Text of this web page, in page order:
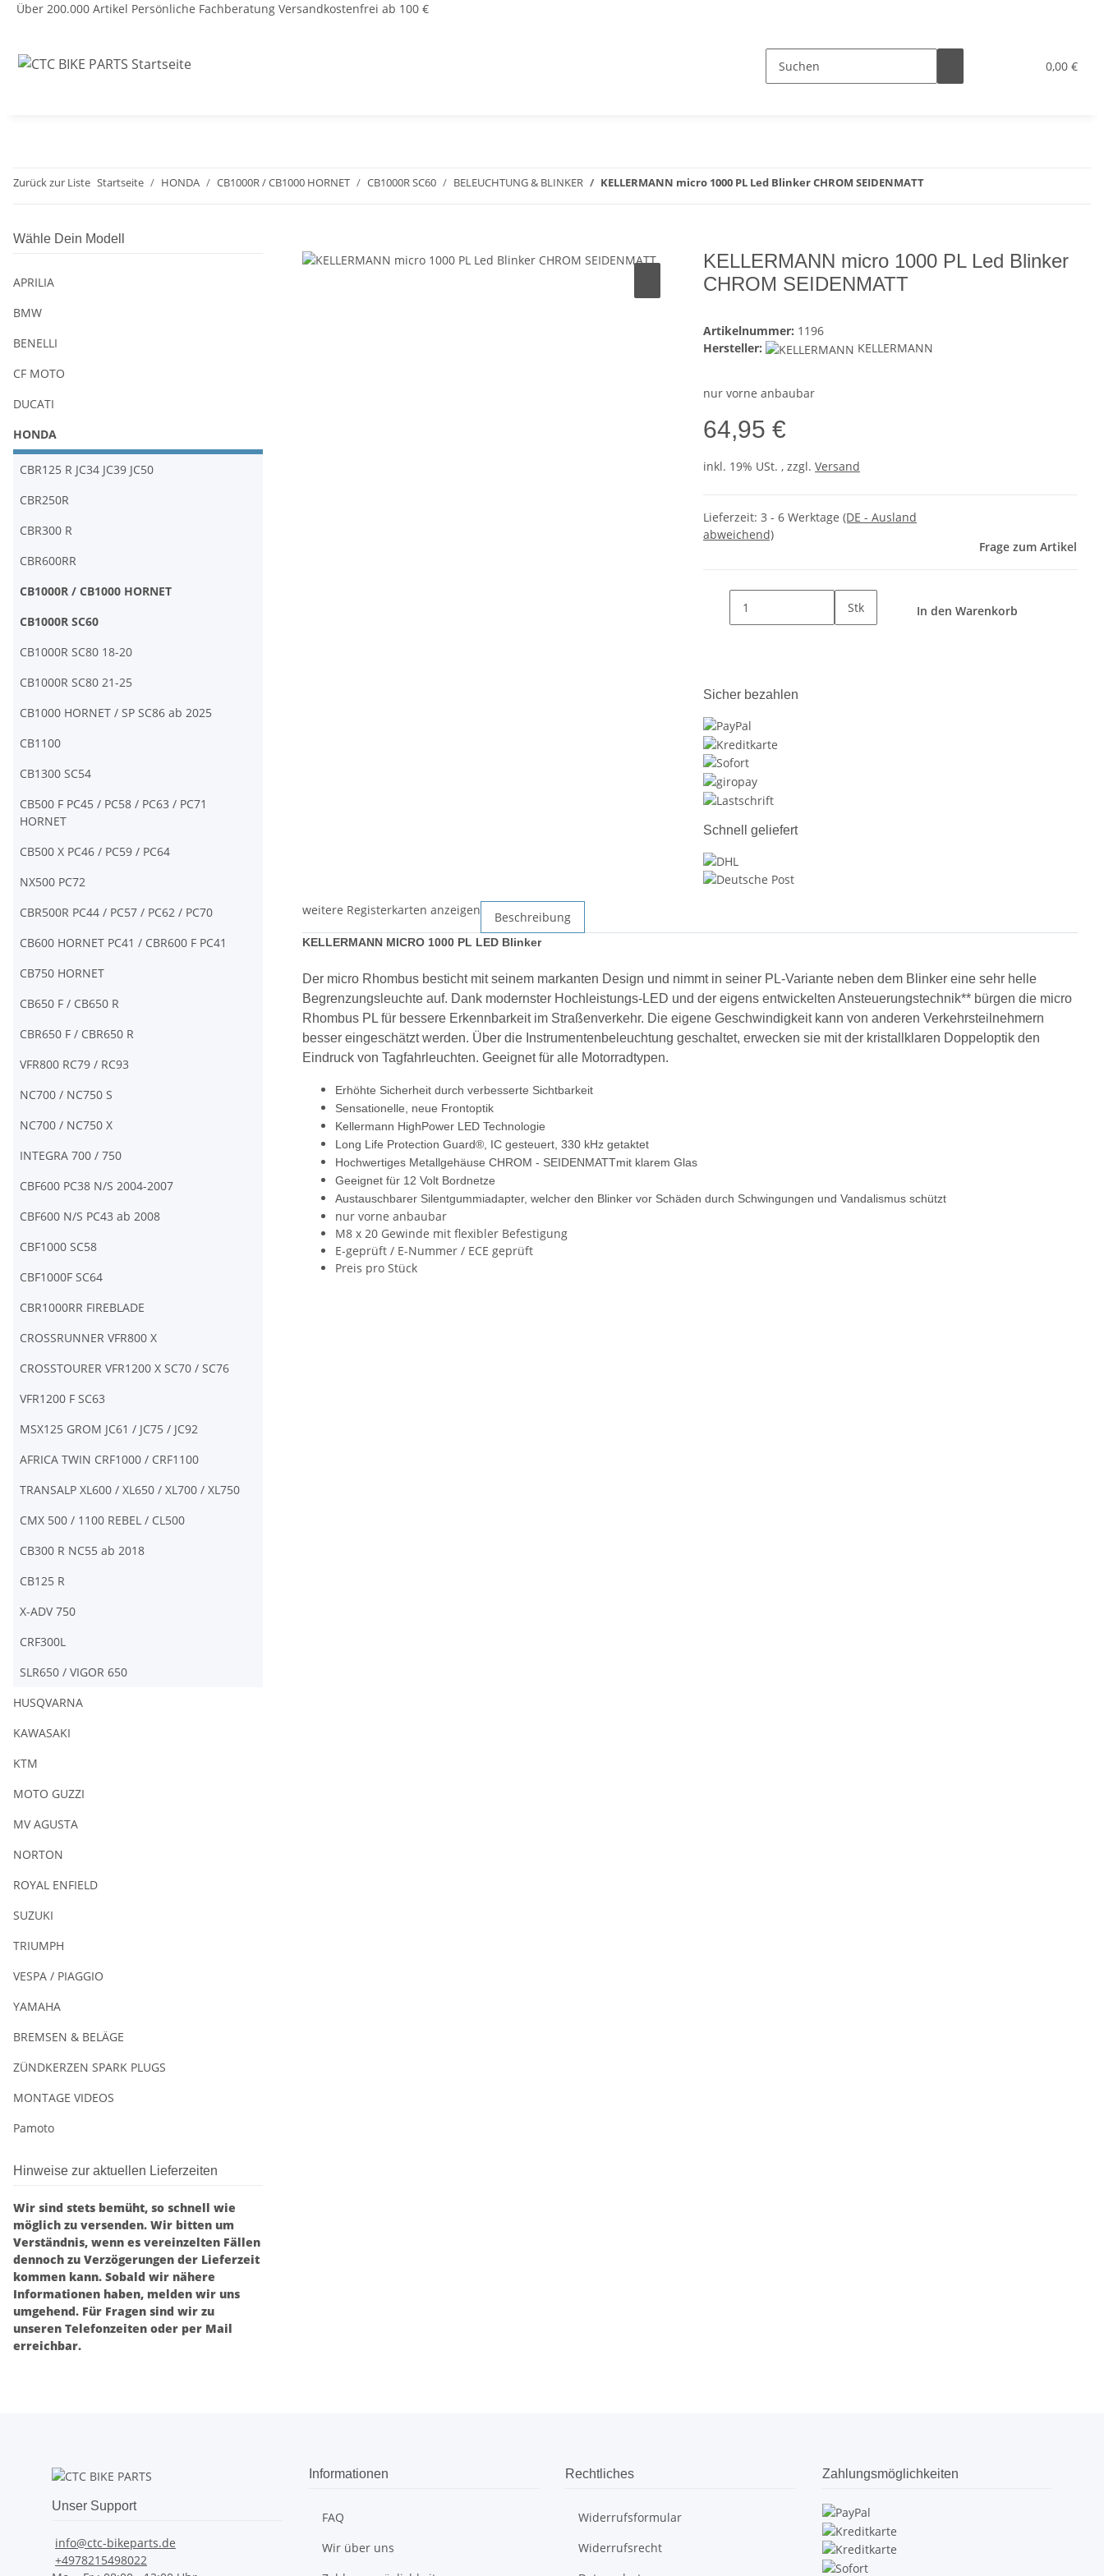
Über 200.000 Artikel Persönliche Fachberatung Versandkostenfrei ab 100 €
0,00 €
Zurück zur Liste Startseite HONDA CB1000R / CB1000 HORNET CB1000R SC60 BELEUCHTUNG & BLINKER KELLERMANN micro 1000 PL Led Blinker CHROM SEIDENMATT
KELLERMANN micro 1000 PL Led Blinker
CHROM SEIDENMATT
Artikelnummer: 1196
Hersteller:
KELLERMANN
nur vorne anbaubar
64,95 €
inkl. 19% USt. , zzgl. Versand
Lieferzeit: 3 - 6 Werktage (DE - Ausland
abweichend)
Frage zum Artikel
Stk In den Warenkorb
Sicher bezahlen
Schnell geliefert
weitere Registerkarten anzeigen Beschreibung
KELLERMANN MICRO 1000 PL LED Blinker
Der micro Rhombus besticht mit seinem markanten Design und nimmt in seiner PL-Variante neben dem Blinker eine sehr helle
Begrenzungsleuchte auf. Dank modernster Hochleistungs-LED und der eigens entwickelten Ansteuerungstechnik** bürgen die micro
Rhombus PL für bessere Erkennbarkeit im Straßenverkehr. Die eigene Geschwindigkeit kann von anderen Verkehrsteilnehmern
besser eingeschätzt werden. Über die Instrumentenbeleuchtung geschaltet, erwecken sie mit der kristallklaren Doppeloptik den
Eindruck von Tagfahrleuchten. Geeignet für alle Motorradtypen.
Erhöhte Sicherheit durch verbesserte Sichtbarkeit
Sensationelle, neue Frontoptik
Kellermann HighPower LED Technologie
Long Life Protection Guard®, IC gesteuert, 330 kHz getaktet
Hochwertiges Metallgehäuse CHROM - SEIDENMATTmit klarem Glas
Geeignet für 12 Volt Bordnetze
Austauschbarer Silentgummiadapter, welcher den Blinker vor Schäden durch Schwingungen und Vandalismus schützt
nur vorne anbaubar
M8 x 20 Gewinde mit flexibler Befestigung
E-geprüft / E-Nummer / ECE geprüft
Preis pro Stück
Wähle Dein Modell
APRILIA
BMW
BENELLI
CF MOTO
DUCATI
HONDA
CBR125 R JC34 JC39 JC50
CBR250R
CBR300 R
CBR600RR
CB1000R / CB1000 HORNET
CB1000R SC60
CB1000R SC80 18-20
CB1000R SC80 21-25
CB1000 HORNET / SP SC86 ab 2025
CB1100
CB1300 SC54
CB500 F PC45 / PC58 / PC63 / PC71
HORNET
CB500 X PC46 / PC59 / PC64
NX500 PC72
CBR500R PC44 / PC57 / PC62 / PC70
CB600 HORNET PC41 / CBR600 F PC41
CB750 HORNET
CB650 F / CB650 R
CBR650 F / CBR650 R
VFR800 RC79 / RC93
NC700 / NC750 S
NC700 / NC750 X
INTEGRA 700 / 750
CBF600 PC38 N/S 2004-2007
CBF600 N/S PC43 ab 2008
CBF1000 SC58
CBF1000F SC64
CBR1000RR FIREBLADE
CROSSRUNNER VFR800 X
CROSSTOURER VFR1200 X SC70 / SC76
VFR1200 F SC63
MSX125 GROM JC61 / JC75 / JC92
AFRICA TWIN CRF1000 / CRF1100
TRANSALP XL600 / XL650 / XL700 / XL750
CMX 500 / 1100 REBEL / CL500
CB300 R NC55 ab 2018
CB125 R
X-ADV 750
CRF300L
SLR650 / VIGOR 650
HUSQVARNA
KAWASAKI
KTM
MOTO GUZZI
MV AGUSTA
NORTON
ROYAL ENFIELD
SUZUKI
TRIUMPH
VESPA / PIAGGIO
YAMAHA
BREMSEN & BELÄGE
ZÜNDKERZEN SPARK PLUGS
MONTAGE VIDEOS
Pamoto
Hinweise zur aktuellen Lieferzeiten
Wir sind stets bemüht, so schnell wie
möglich zu versenden. Wir bitten um
Verständnis, wenn es vereinzelten Fällen
dennoch zu Verzögerungen der Lieferzeit
kommen kann. Sobald wir nähere
Informationen haben, melden wir uns
umgehend. Für Fragen sind wir zu
unseren Telefonzeiten oder per Mail
erreichbar.
Unser Support
info@ctc-bikeparts.de
+4978215498022
Informationen
FAQ
Wir über uns
Rechtliches
Widerrufsformular
Widerrufsrecht
Zahlungsmöglichkeiten